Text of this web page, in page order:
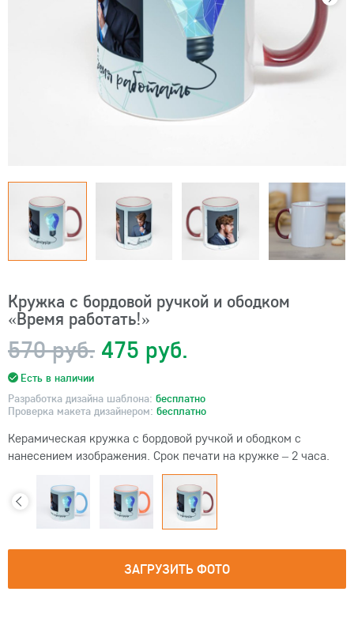
Кружка с бордовой ручкой и ободком
«Время работать!»
570 руб. 475 руб.
Есть в наличии
Разработка дизайна шаблона: бесплатно
Проверка макета дизайнером: бесплатно
Керамическая кружка с бордовой ручкой и ободком с
нанесением изображения. Срок печати на кружке – 2 часа.
ЗАГРУЗИТЬ ФОТО